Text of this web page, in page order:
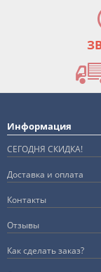
Информация
СЕГОДНЯ СКИДКА!
Доставка и оплата
Контакты
Отзывы
Как сделать заказ?